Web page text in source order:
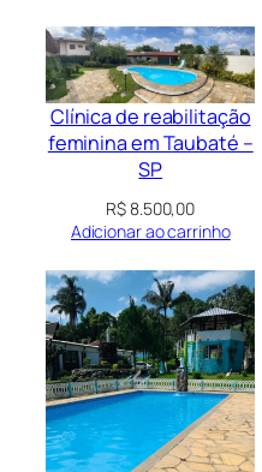
Clínica de reabilitação
feminina em Taubaté –
SP
R$8.500,00
Adicionar ao carrinho